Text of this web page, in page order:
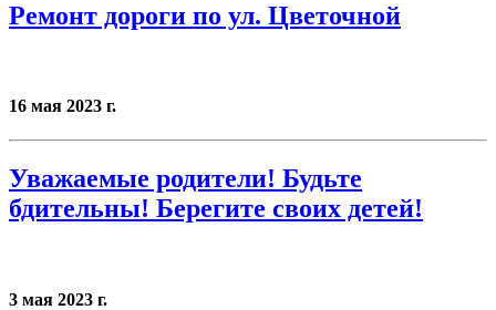
Ремонт дороги по ул. Цветочной
16 мая 2023 г.
Уважаемые родители! Будьте
бдительны! Берегите своих детей!
3 мая 2023 г.